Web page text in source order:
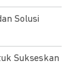
Solusi
Sukseskan